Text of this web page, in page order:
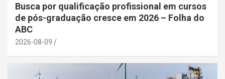
Busca por qualificação profissional em cursos
de pós-graduação cresce em 2026 – Folha do
ABC
2026-08-09